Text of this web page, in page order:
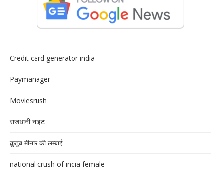
Credit card generator india
Paymanager
Moviesrush
राजधानी नाइट
क़ुतुब मीनार की लम्बाई
national crush of india female